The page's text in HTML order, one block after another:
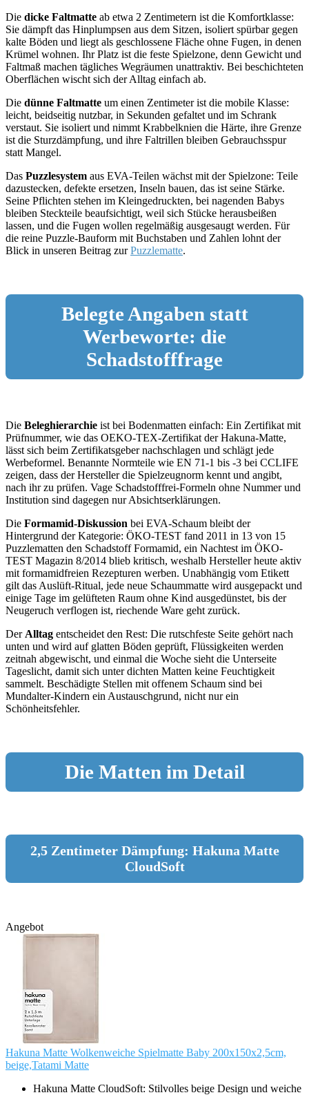
Die dicke Faltmatte ab etwa 2 Zentimetern ist die Komfortklasse:
Sie dämpft das Hinplumpsen aus dem Sitzen, isoliert spürbar gegen
kalte Böden und liegt als geschlossene Fläche ohne Fugen, in denen
Krümel wohnen. Ihr Platz ist die feste Spielzone, denn Gewicht und
Faltmaß machen tägliches Wegräumen unattraktiv. Bei beschichteten
Oberflächen wischt sich der Alltag einfach ab.
Die dünne Faltmatte um einen Zentimeter ist die mobile Klasse:
leicht, beidseitig nutzbar, in Sekunden gefaltet und im Schrank
verstaut. Sie isoliert und nimmt Krabbelknien die Härte, ihre Grenze
ist die Sturzdämpfung, und ihre Faltrillen bleiben Gebrauchsspur
statt Mangel.
Das Puzzlesystem aus EVA-Teilen wächst mit der Spielzone: Teile
dazustecken, defekte ersetzen, Inseln bauen, das ist seine Stärke.
Seine Pflichten stehen im Kleingedruckten, bei nagenden Babys
bleiben Steckteile beaufsichtigt, weil sich Stücke herausbeißen
lassen, und die Fugen wollen regelmäßig ausgesaugt werden. Für
die reine Puzzle-Bauform mit Buchstaben und Zahlen lohnt der
Blick in unseren Beitrag zurPuzzlematte.
Belegte Angaben statt
Werbeworte: die
Schadstofffrage
Die Beleghierarchie ist bei Bodenmatten einfach: Ein Zertifikat mit
Prüfnummer, wie das OEKO-TEX-Zertifikat der Hakuna-Matte,
lässt sich beim Zertifikatsgeber nachschlagen und schlägt jede
Werbeformel. Benannte Normteile wie EN 71-1 bis -3 bei CCLIFE
zeigen, dass der Hersteller die Spielzeugnorm kennt und angibt,
nach ihr zu prüfen. Vage Schadstofffrei-Formeln ohne Nummer und
Institution sind dagegen nur Absichtserklärungen.
Die Formamid-Diskussion bei EVA-Schaum bleibt der
Hintergrund der Kategorie: ÖKO-TEST fand 2011 in 13 von 15
Puzzlematten den Schadstoff Formamid, ein Nachtest im ÖKO-
TEST Magazin 8/2014 blieb kritisch, weshalb Hersteller heute aktiv
mit formamidfreien Rezepturen werben. Unabhängig vom Etikett
gilt das Auslüft-Ritual, jede neue Schaummatte wird ausgepackt und
einige Tage im gelüfteten Raum ohne Kind ausgedünstet, bis der
Neugeruch verflogen ist, riechende Ware geht zurück.
Der Alltag entscheidet den Rest: Die rutschfeste Seite gehört nach
unten und wird auf glatten Böden geprüft, Flüssigkeiten werden
zeitnah abgewischt, und einmal die Woche sieht die Unterseite
Tageslicht, damit sich unter dichten Matten keine Feuchtigkeit
sammelt. Beschädigte Stellen mit offenem Schaum sind bei
Mundalter-Kindern ein Austauschgrund, nicht nur ein
Schönheitsfehler.
Die Matten im Detail
2,5 Zentimeter Dämpfung: Hakuna Matte
CloudSoft
Angebot
Hakuna Matte Wolkenweiche Spielmatte Baby 200x150x2,5cm,
beige,Tatami Matte
Hakuna Matte CloudSoft: Stilvolles beige Design und weiche